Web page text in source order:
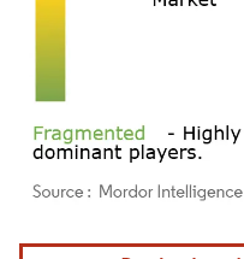
Imagem © Mordor Intelligence. O